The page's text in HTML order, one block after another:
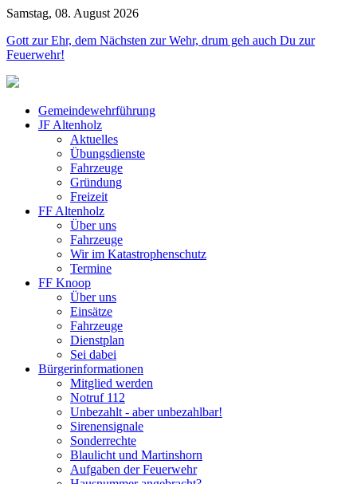
Samstag, 08. August 2026
Gott zur Ehr, dem Nächsten zur Wehr, drum geh auch Du zur
Feuerwehr!
Gemeindewehrführung
JF Altenholz
Aktuelles
Übungsdienste
Fahrzeuge
Gründung
Freizeit
FF Altenholz
Über uns
Fahrzeuge
Wir im Katastrophenschutz
Termine
FF Knoop
Über uns
Einsätze
Fahrzeuge
Dienstplan
Sei dabei
Bürgerinformationen
Mitglied werden
Notruf 112
Unbezahlt - aber unbezahlbar!
Sirenensignale
Sonderrechte
Blaulicht und Martinshorn
Aufgaben der Feuerwehr